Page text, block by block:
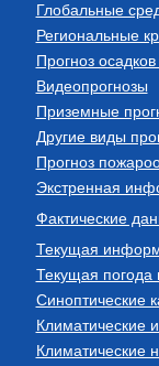
Глобальные
Региональные
Прогноз
Видеопрогнозы
Приземные
Другие виды
Прогноз
Экстренная
Фактические
Текущая
Текущая погода
Синоптические
Климатические
Климатические